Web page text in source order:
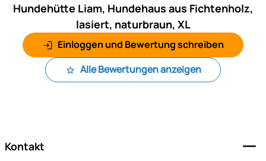
Hundehütte Liam, Hundehaus aus Fichtenholz,
lasiert, naturbraun, XL
Einloggen und Bewertung schreiben
Alle Bewertungen anzeigen
Kontakt